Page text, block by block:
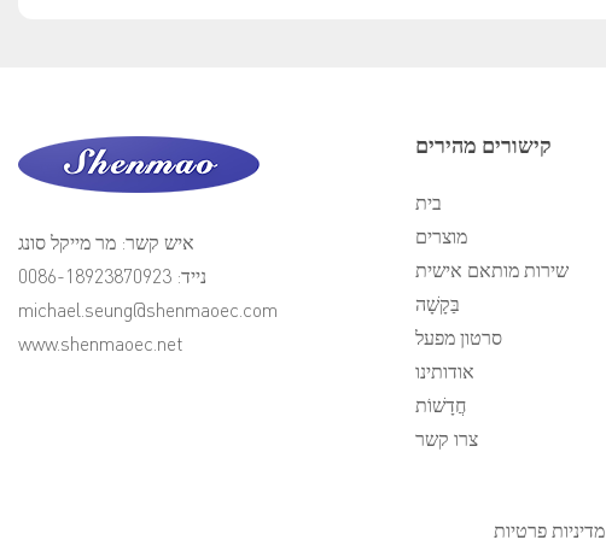
איש קשר: מר מייקל סונג
נייד: 0086-18923870923
michael.seung@shenmaoec.com
www.shenmaoec.net
קישורים מהירים
בית
מוצרים
שירות מותאם אישית
בַּקָשָׁה
סרטון מפעל
אודותינו
חֲדָשׁוֹת
צרו קשר
מדיניות פרטיות